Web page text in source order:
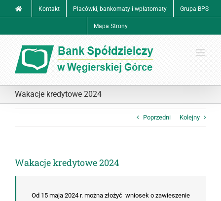
Przejdź
do
Kontakt Placówki, bankomaty i wpłatomaty Grupa BPS
Mapa Strony
Wakacje kredytowe 2024
Poprzedni Kolejny
Wakacje kredytowe 2024
Od 15 maja 2024 r. można złożyć wniosek o zawieszenie